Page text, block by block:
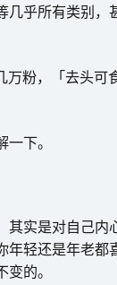
几乎所有类别
万粉，「去头可
下。
其实是对自己内
年轻还是年老都
的。